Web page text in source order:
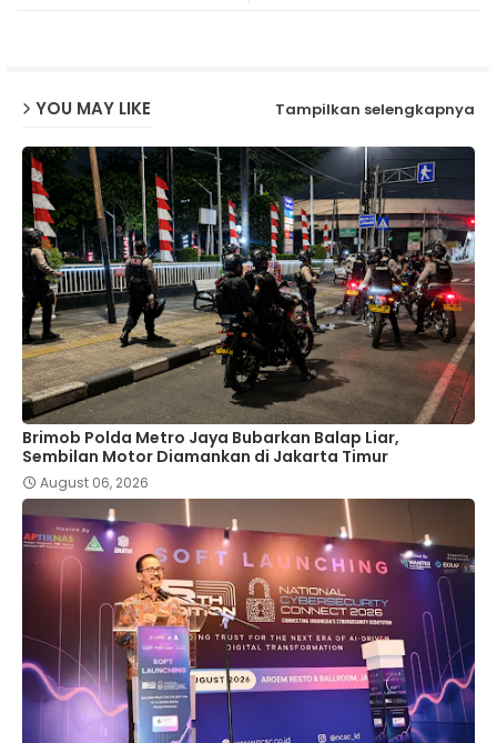
YOU MAY LIKE Tampilkan selengkapnya
Brimob Polda Metro Jaya Bubarkan Balap Liar,
Sembilan Motor Diamankan di Jakarta Timur
August 06, 2026